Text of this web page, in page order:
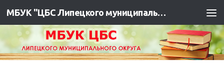
МБУК "ЦБС Липецкого муниципального района"